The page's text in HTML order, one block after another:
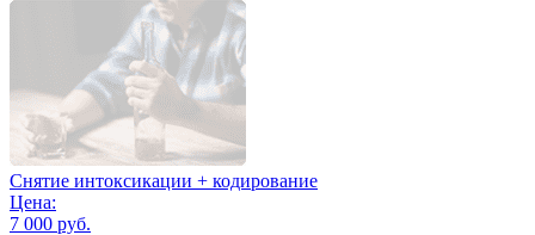
Снятие интоксикации + кодирование
Цена:
7 000 руб.